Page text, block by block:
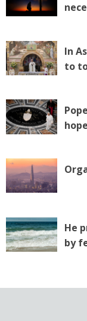
In
to
hope
He
by